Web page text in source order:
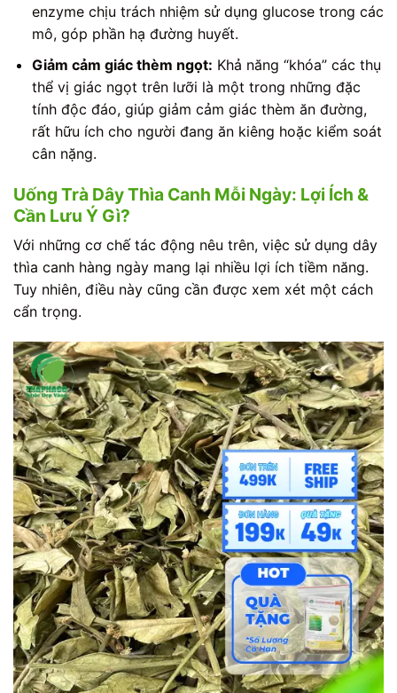
enzyme chịu trách nhiệm sử dụng glucose trong các
mô, góp phần hạ đường huyết.
Giảm cảm giác thèm ngọt: Khả năng “khóa” các thụ
thể vị giác ngọt trên lưỡi là một trong những đặc
tính độc đáo, giúp giảm cảm giác thèm ăn đường,
rất hữu ích cho người đang ăn kiêng hoặc kiểm soát
cân nặng.
Uống Trà Dây Thìa Canh Mỗi Ngày: Lợi Ích &
Cần Lưu Ý Gì?
Với những cơ chế tác động nêu trên, việc sử dụng dây
thìa canh hàng ngày mang lại nhiều lợi ích tiềm năng.
Tuy nhiên, điều này cũng cần được xem xét một cách
cẩn trọng.